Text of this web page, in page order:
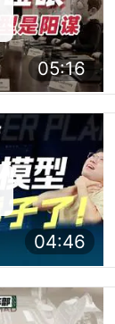
05:16
04:46